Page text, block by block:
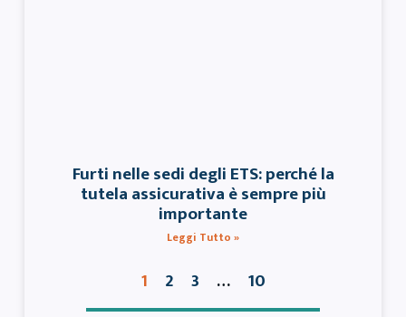
Furti nelle sedi degli ETS: perché la
tutela assicurativa è sempre più
importante
Leggi Tutto »
1 2 3 … 10